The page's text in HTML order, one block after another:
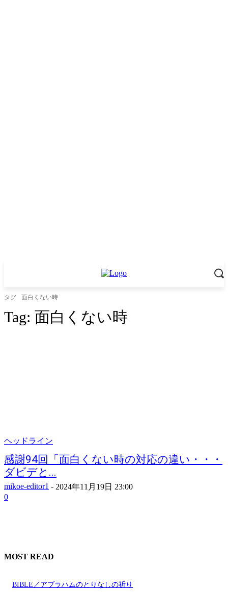
タグ 面白くない時
Tag: 面白くない時
ヘッドライン
感謝94回「面白くない時の対応の違い・・・
ダビデと...
mikoe-editor1 - 2024年11月19日 23:00
0
MOST READ
BIBLE／アブラハムのとりなしの祈り